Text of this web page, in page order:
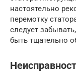
настоятельно
перемотку
следует
быть тщательно